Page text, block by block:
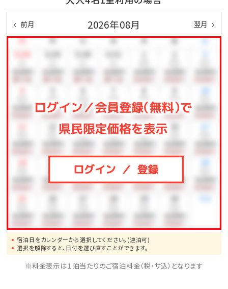
■ 多彩なアクティビティ
・屋外プール※7/18～8/31（10：00～17：00）
・屋内プール（キッズプール併設）※7/18～8/31（10：00
～17：00）、9/1～9/30（13：00～17：00）
・テニスコート
・卓球
・サッカー場／天然芝
・麻雀ルーム
※団体予約等により、一部アクティビティがご利用いた
だけない場合があります。
※詳細については、直接当ホテルまでお問い合わせくだ
前月 2026年08月 翌月
宿泊日をカレンダーから選択してください。(連泊可)
選択を解除すると、日付を選び直すことができます。
※料金表示は１泊当たりのご宿泊料金（税・サ込）となります